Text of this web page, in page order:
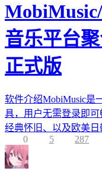
音乐平台
正式版
软件介绍MobiMusic是
具，用户无需登录即可
经典怀旧、以及欧美
0
5 287